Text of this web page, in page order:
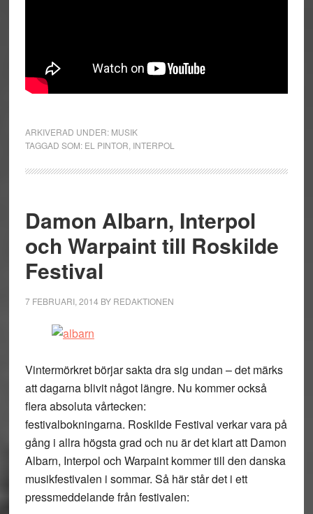
ARKIVERAD UNDER: MUSIK
TAGGAD SOM: EL PINTOR INTERPOL
Damon Albarn, Interpol
och Warpaint till Roskilde
Festival
7 FEBRUARI, 2014 BY REDAKTIONEN
Vintermörkret börjar sakta dra sig undan – det märks
att dagarna blivit något längre. Nu kommer också
flera absoluta vårtecken:
festivalbokningarna. Roskilde Festival verkar vara på
gång i allra högsta grad och nu är det klart att Damon
Albarn, Interpol och Warpaint kommer till den danska
musikfestivalen i sommar. Så här står det i ett
pressmeddelande från festivalen: